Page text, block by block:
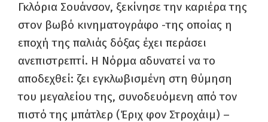
Γκλόρια Σουάνσον, ξεκίνησε την καριέρα της
στον βωβό κινηματογράφο -της οποίας η
εποχή της παλιάς δόξας έχει περάσει
ανεπιστρεπτί. Η Νόρμα αδυνατεί να το
αποδεχθεί: ζει εγκλωβισμένη στη θύμηση
του μεγαλείου της, συνοδευόμενη από τον
πιστό της μπάτλερ (Έριχ φον Στροχάιμ) –